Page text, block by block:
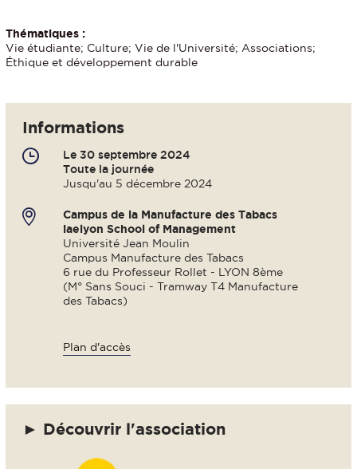
Thématiques :
Vie étudiante; Culture; Vie de l'Université; Associations;
Éthique et développement durable
Informations
Le 30 septembre 2024
Toute la journée
Jusqu'au 5 décembre 2024
Campus de la Manufacture des Tabacs
iaelyon School of Management
Université Jean Moulin
Campus Manufacture des Tabacs
6 rue du Professeur Rollet - LYON 8ème
(M° Sans Souci - Tramway T4 Manufacture
des Tabacs)
Plan d'accès
► Découvrir l'association